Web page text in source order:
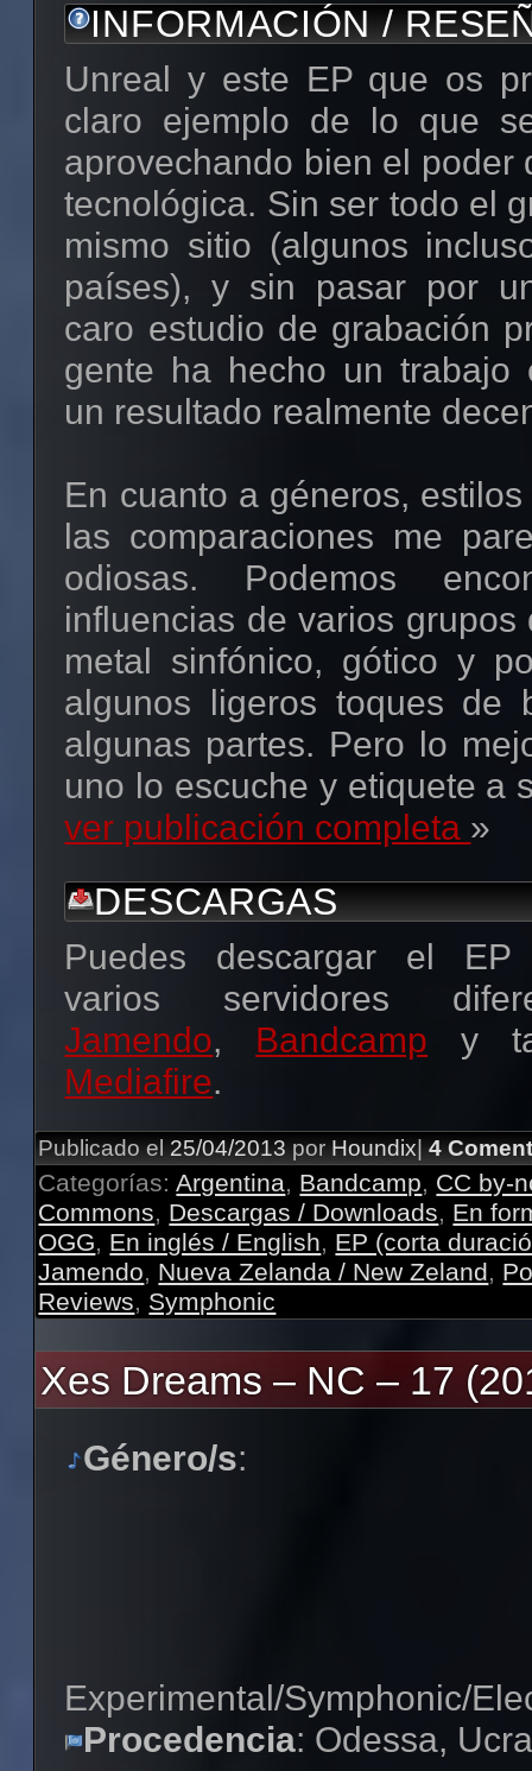
INFORMACIÓN /
Unreal y este EP que os
claro ejemplo de lo que
aprovechando bien el poder
tecnológica. Sin ser todo el
mismo sitio (algunos
países), y sin pasar por
caro estudio de grabación
gente ha hecho un trabajo
un resultado realmente
En cuanto a géneros,
las comparaciones me
odiosas. Podemos
influencias de varios grupos
metal sinfónico, gótico y
algunos ligeros toques de
algunas partes. Pero lo
uno lo escuche y etiquete a
ver publicación completa »
DESCARGAS
Puedes descargar el EP
varios servidores
Jamendo, Bandcamp y
Mediafire.
Publicado el 25/04/2013 por Houndix| 4
Categorías:Argentina, Bandcamp, CC by-
Commons, Descargas / Downloads, En
OGG, En inglés / English, EP (corta
Jamendo, Nueva Zelanda / New Zeland,
Reviews, Symphonic
Xes Dreams – NC – 17
Género/s:
Experimental/Symphonic/
Procedencia: Odessa,